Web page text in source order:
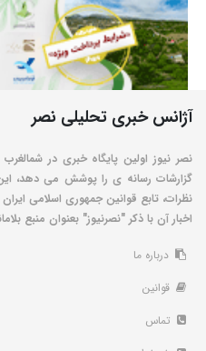
آژانس خبری تحلیلی نصر
نصر نیوز اولین پایگاه خبری در
گزارشات رسانه ی را پوشش می دهد،
نظرات، تابع قوانین جمهوری اسلامی
اخبار آن با ذکر "نصرنیوز" بعنوان منبع
درباره ما
قوانین
تماس